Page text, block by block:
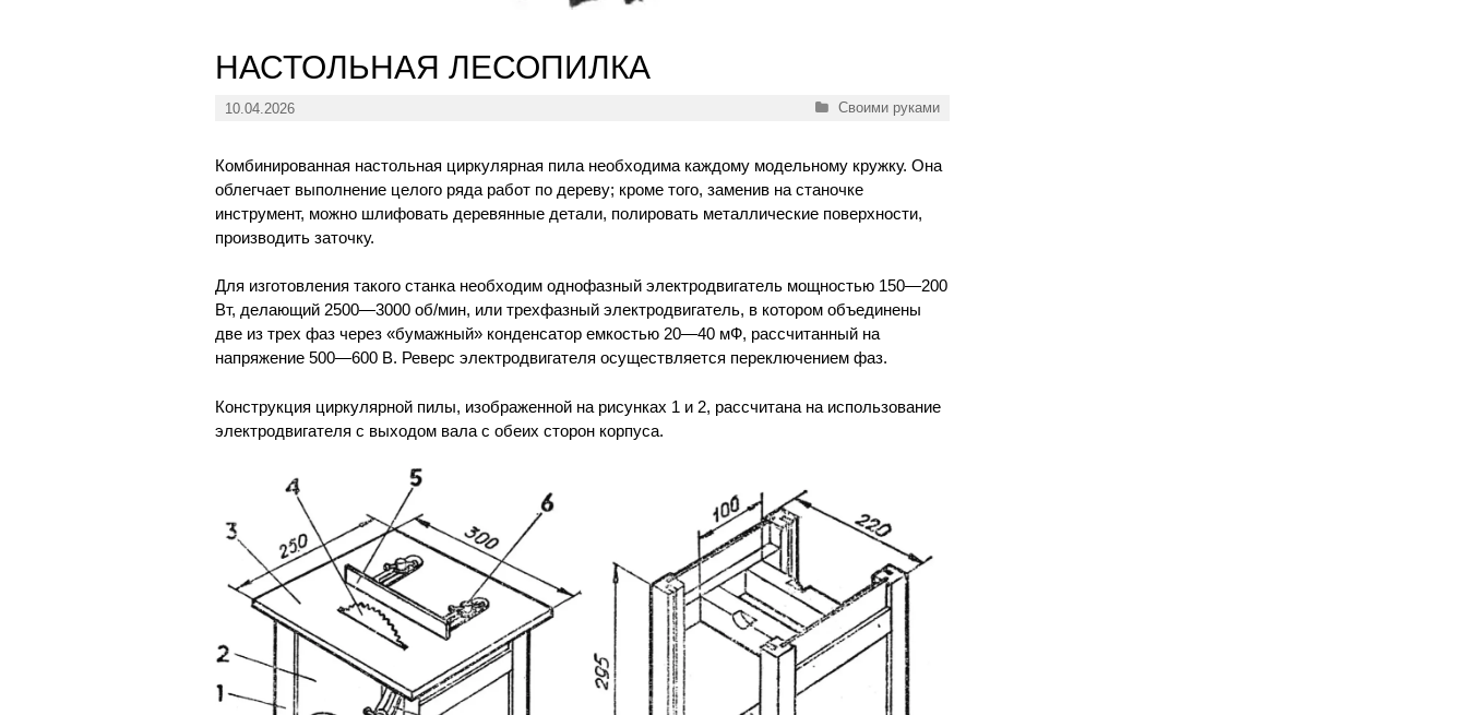
НАСТОЛЬНАЯ ЛЕСОПИЛКА
10.04.2026 Рубрики
Своими руками
Комбинированная настольная циркулярная пила необходима каждому модельному кружку. Она
облегчает выполнение целого ряда работ по дереву; кроме того, заменив на станочке
инструмент, можно шлифовать деревянные детали, полировать металлические поверхности,
производить заточку.
Для изготовления такого станка необходим однофазный электродвигатель мощностью 150—200
Вт, делающий 2500—3000 об/мин, или трехфазный электродвигатель, в котором объединены
две из трех фаз через «бумажный» конденсатор емкостью 20—40 мФ, рассчитанный на
напряжение 500—600 В. Реверс электродвигателя осуществляется переключением фаз.
Конструкция циркулярной пилы, изображенной на рисунках 1 и 2, рассчитана на использование
электродвигателя с выходом вала с обеих сторон корпуса.